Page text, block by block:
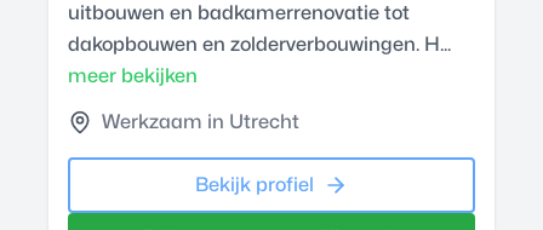
uitbouwen en badkamerrenovatie tot
dakopbouwen en zolderverbouwingen. H...
meer bekijken
Werkzaam in Utrecht
Bekijk profiel